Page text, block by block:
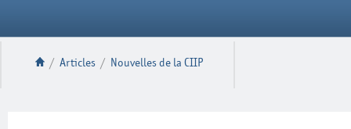
/ Articles / Nouvelles de la CIIP